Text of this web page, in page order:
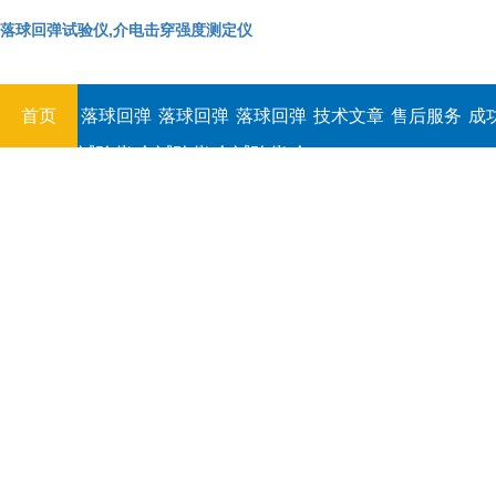
落球回弹试验仪,介电击穿强度测定仪
首页
落球回弹
试验仪,介
落球回弹
试验仪,介
落球回弹
试验仪,介
技术文章 售后服务 成